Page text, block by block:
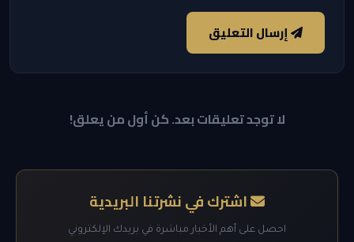
إرسال التعليق
لا توجد تعليقات بعد. كن أول من يعلق!
اشترك في نشرتنا البريدية
احصل على أهم الأخبار مباشرة في بريدك الإلكتروني